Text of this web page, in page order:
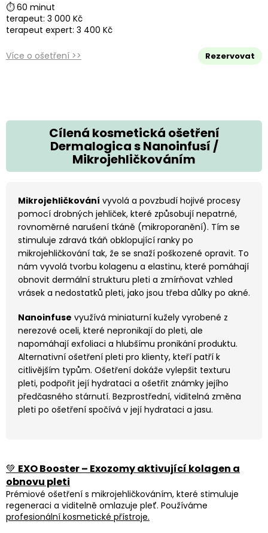
⏱ 60 minut
terapeut: 3 000 Kč
terapeut expert: 3 400 Kč
Více o ošetření >> Rezervovat
Cílená kosmetická ošetření
Dermalogica s Nanoinfusí /
Mikrojehličkováním
Mikrojehličkování vyvolá a povzbudí hojivé procesy
pomocí drobných jehliček, které způsobují nepatrné,
rovnoměrné narušení tkáně (mikroporanění). Tím se
stimuluje zdravá tkáň obklopující ranky po
mikrojehličkování tak, že se snaží poškozené opravit. To
nám vyvolá tvorbu kolagenu a elastinu, které pomáhají
obnovit dermální strukturu pleti a zmírňovat vzhled
vrásek a nedostatků pleti, jako jsou třeba důlky po akné.
Nanoinfuse využívá miniaturní kužely vyrobené z
nerezové oceli, které nepronikají do pleti, ale
napomáhají exfoliaci a hlubšímu pronikání produktu.
Alternativní ošetření pleti pro klienty, kteří patří k
citlivějším typům. Ošetření dokáže vylepšit texturu
pleti, podpořit její hydrataci a ošetřit známky jejího
předčasného stárnutí. Bezprostřední, viditelná změna
pleti po ošetření spočívá v její hydrataci a jasu.
💚 EXO Booster – Exozomy aktivující kolagen a
obnovu pleti
Prémiové ošetření s mikrojehličkováním, které stimuluje
regeneraci a viditelně omlazuje pleť. Používáme
profesionální kosmetické přístroje.